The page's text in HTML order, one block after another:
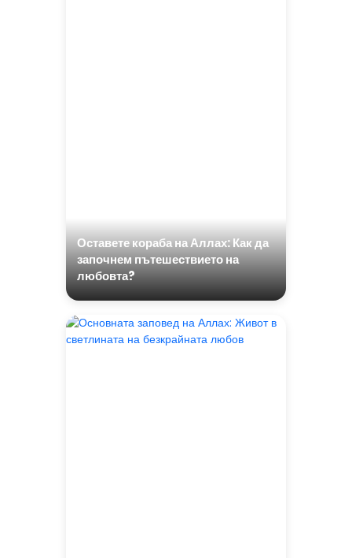
Оставете кораба на Аллах: Как да
започнем пътешествието на
любовта?